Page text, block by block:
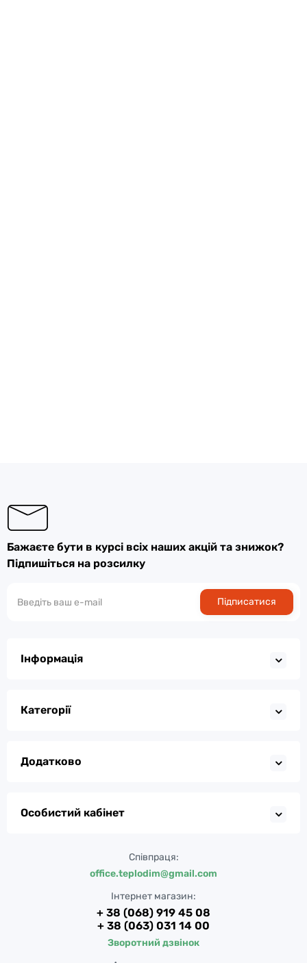
Бажаєте бути в курсі всіх наших акцій та знижок?
Підпишіться на розсилку
Підписатися
Інформація
Категорії
Додатково
Особистий кабінет
Співпраця:
office.teplodim@gmail.com
Інтернет магазин:
+ 38 (068) 919 45 08
+ 38 (063) 031 14 00
Зворотний дзвінок